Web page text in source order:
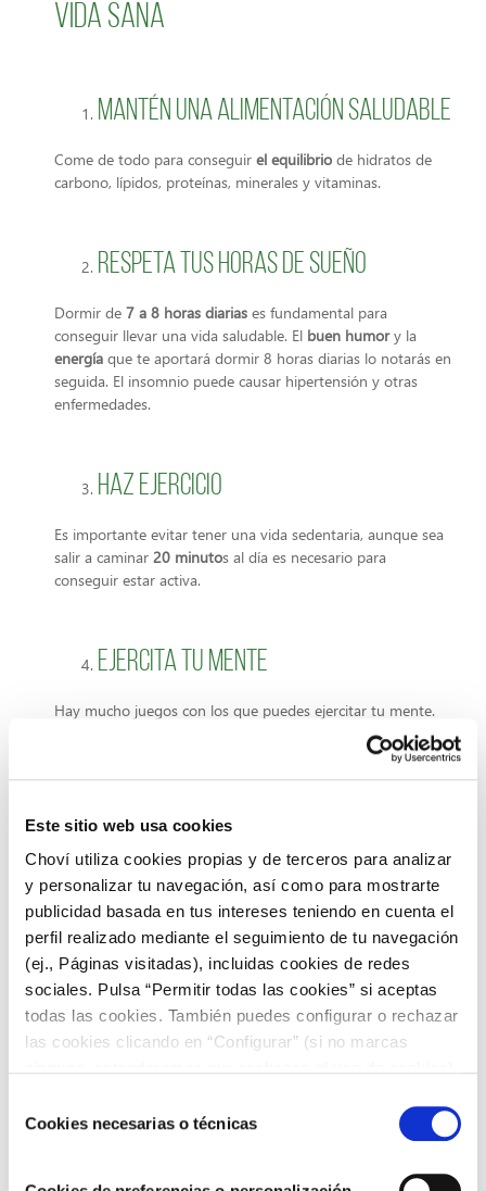
Este sitio web usa cookies
Choví utiliza cookies propias y de terceros para analizar
y personalizar tu navegación, así como para mostrarte
publicidad basada en tus intereses teniendo en cuenta el
perfil realizado mediante el seguimiento de tu navegación
(ej., Páginas visitadas), incluidas cookies de redes
sociales. Pulsa “Permitir todas las cookies” si aceptas
todas las cookies. También puedes configurar o rechazar
las cookies clicando en “Configurar” (si no marcas
COOKIES.
deCookies necesarias o técnicas
vida sana
Mantén una alimentación saludable
Come de todo para conseguir el equilibrio de hidratos de
carbono, lípidos, proteínas, minerales y vitaminas.
Respeta tus horas de sueño
Dormir de 7 a 8 horas diarias es fundamental para
conseguir llevar una vida saludable. El buen humory la
energía que te aportará dormir 8 horas diarias lo notarás en
seguida. El insomnio puede causar hipertensión y otras
enfermedades.
Haz ejercicio
Es importante evitar tener una vida sedentaria, aunque sea
salir a caminar 20 minutos al día es necesario para
conseguir estar activa.
Ejercita tu mente
Hay mucho juegos con los que puedes ejercitar tu mente.
y no desperdicies tiempo
Disfruta de tu tiempo libre
Aprovecha cada momento deocio al máximo, viajatodo lo
posible dentro de tus posibilidades y disfruta del tiempo
libre con tus familiares y amigos. No hay nada más
saludable que eso.
Si este 2018 quieres cogerlo por las riendas y comenzar una
nueva vida, este es tu momento. Aquí te hemos enseñado
los pasos que debes seguir para empezar con este cambio
esta nueva vida saludable, visita el blog de Choví donde
encontrarás todo tipo de platos saludables. No olvides